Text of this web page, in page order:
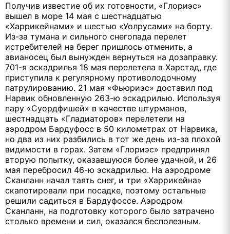
Получив известие об их готовности, «Глориэс»
вышел в море 14 мая с шестнадцатью
«Харрикейнами» и шестью «Уолрусами» на борту.
Из-за тумана и сильного снегопада перелет
истребителей на берег пришлось отменить, а
авианосец был вынужден вернуться на дозаправку.
701-я эскадрилья 18 мая перелетела в Харстад, где
приступила к регулярному противолодочному
патрулированию. 21 мая «Фьюриэс» доставил под
Нарвик обновленную 263-ю эскадрилью. Используя
пару «Суордфишей» в качестве штурманов,
шестнадцать «Гладиаторов» перелетели на
аэродром Бардуфосс в 50 километрах от Нарвика,
но два из них разбились в тот же день из-за плохой
видимости в горах. Затем «Глориэс» предпринял
вторую попытку, оказавшуюся более удачной, и 26
мая перебросил 46-ю эскадрилью. На аэродроме
Сканланн начал таять снег, и три «Харрикейна»
скапотировали при посадке, поэтому остальные
решили садиться в Бардуфоссе. Аэродром
Сканланн, на подготовку которого было затрачено
столько времени и сил, оказался бесполезным.